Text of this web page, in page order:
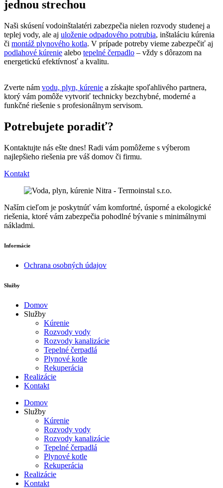
jednou strechou
Naši skúsení vodoinštalatéri zabezpečia nielen rozvody studenej a
teplej vody, ale aj uloženie odpadového potrubia, inštaláciu kúrenia
či montáž plynového kotla. V prípade potreby vieme zabezpečiť aj
podlahové kúrenie alebo tepelné čerpadlo – vždy s dôrazom na
energetickú efektívnosť a kvalitu.
Zverte nám vodu, plyn, kúrenie a získajte spoľahlivého partnera,
ktorý vám pomôže vytvoriť technicky bezchybné, moderné a
funkčné riešenie s profesionálnym servisom.
Potrebujete poradiť?
Kontaktujte nás ešte dnes! Radi vám pomôžeme s výberom
najlepšieho riešenia pre váš domov či firmu.
Kontakt
Naším cieľom je poskytnúť vám komfortné, úsporné a ekologické
riešenia, ktoré vám zabezpečia pohodlné bývanie s minimálnymi
nákladmi.
Informácie
Ochrana osobných údajov
Služby
Domov
Služby
Kúrenie
Rozvody vody
Rozvody kanalizácie
Tepelné čerpadlá
Plynové kotle
Rekuperácia
Realizácie
Kontakt
Domov
Služby
Kúrenie
Rozvody vody
Rozvody kanalizácie
Tepelné čerpadlá
Plynové kotle
Rekuperácia
Realizácie
Kontakt